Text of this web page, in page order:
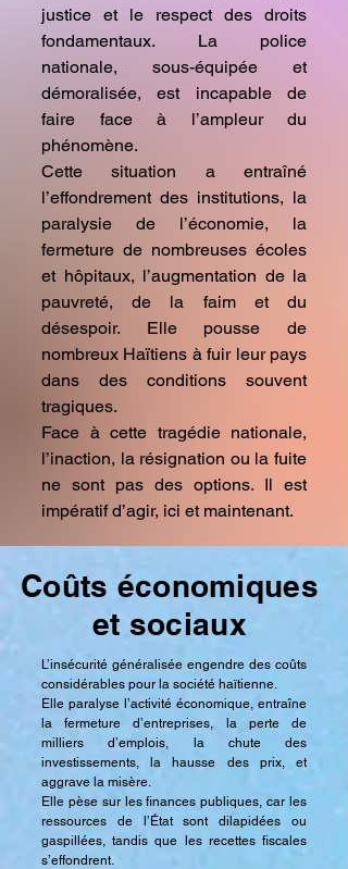
justice et le respect des droits
fondamentaux. La police
nationale, sous-équipée et
démoralisée, est incapable de
faire face à l’ampleur du
phénomène.
Cette situation a entraîné
l’effondrement des institutions, la
paralysie de l’économie, la
fermeture de nombreuses écoles
et hôpitaux, l’augmentation de la
pauvreté, de la faim et du
désespoir. Elle pousse de
nombreux Haïtiens à fuir leur pays
dans des conditions souvent
tragiques.
Face à cette tragédie nationale,
l’inaction, la résignation ou la fuite
ne sont pas des options. Il est
impératif d’agir, ici et maintenant.
Coûts économiques
et sociaux
L’insécurité généralisée engendre des coûts
considérables pour la société haïtienne.
Elle paralyse l’activité économique, entraîne
la fermeture d’entreprises, la perte de
milliers d’emplois, la chute des
investissements, la hausse des prix, et
aggrave la misère.
Elle pèse sur les finances publiques, car les
ressources de l’État sont dilapidées ou
gaspillées, tandis que les recettes fiscales
s’effondrent.